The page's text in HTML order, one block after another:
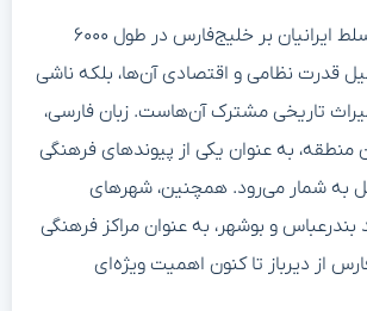
بنابراین، رازهای تسلط ایرانیان بر خلیج‌فارس در طول ۶۰۰۰
قدرت نظامی و اقتصادی آن‌ها، بلکه ناشی
تاریخی مشترک آن‌هاست. زبان فارسی،
منطقه، به عنوان یکی از پیوندهای فرهنگی
ملل به شمار می‌رود. همچنین، شهرهای
بندرعباس و بوشهر، به عنوان مراکز فرهنگی
از دیرباز تا کنون اهمیت ویژه‌ای